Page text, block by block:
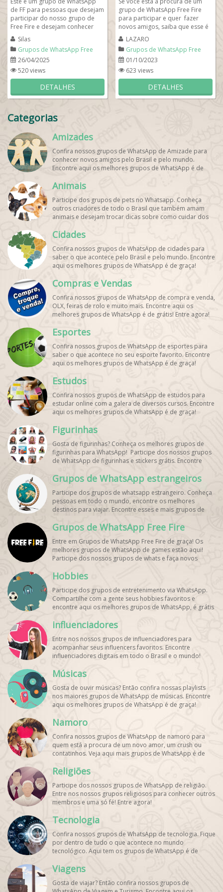
de FF para pessoas que desejam
participar do nosso grupo de
Free Fire e desejam conhecer
pessoas em todo o Brasil. Aqui
você...
Silas
Grupos de WhatsApp Free
Fire
26/04/2025
520 views
DETALHES
grupo de WhatsApp Free Fire
para participar e quer fazer
novos amigos, saiba que esse é
certamente o melhor grupo de
guilda...
LAZARO
Grupos de WhatsApp Free
Fire
01/10/2023
623 views
DETALHES
Categorias
Amizades
Confira nossos grupos de WhatsApp de Amizade para
conhecer novos amigos pelo Brasil e pelo mundo.
Encontre aqui os melhores grupos de WhatsApp é de
Animais
Participe dos grupos de pets no Whatsapp. Conheça
outros criadores de todo o Brasil que também amam
animais e desejam trocar dicas sobre como cuidar dos
graça!
Cidades
Confira nossos grupos de WhatsApp de cidades para
saber o que acontece pelo Brasil e pelo mundo. Encontre
aqui os melhores grupos de WhatsApp é de graça!
Compras e Vendas
Confira nossos grupos de WhatsApp de compra e venda,
OLX, feiras de rolo e muito mais. Encontre aqui os
melhores grupos de WhatsApp é de grátis! Entre agora!
Esportes
Confira nossos grupos de WhatsApp de esportes para
saber o que acontece no seu esporte favorito. Encontre
aqui os melhores grupos de WhatsApp é de graça!
Estudos
Confira nossos grupos de WhatsApp de estudos para
estudar online com a galera de diversos cursos. Encontre
aqui os melhores grupos de WhatsApp é de graça!
Figurinhas
Gosta de figurinhas? Conheça os melhores grupos de
figurinhas para WhatsApp! Participe dos nossos grupos
de WhatsApp de figurinhas e stickers grátis. Encontre
perfil!
Grupos de WhatsApp estrangeiros
Participe dos grupos de whatsapp estrangeiro. Conheça
pessoas em todo o mundo, encontre os melhores
destinos para viajar. Encontre esses e mais grupos de
Grupos de WhatsApp Free Fire
Entre em Grupos de WhatsApp Free Fire de graça! Os
melhores grupos de WhatsApp de games estão aqui!
Participe dos nossos grupos de whats e faça novos
Hobbies
Participe dos grupos de entretenimento via WhatsApp.
Compartilhe com a gente seus hobbies favoritos e
encontre aqui os melhores grupos de WhatsApp, é grátis
influenciadores
Entre nos nossos grupos de influenciadores para
acompanhar seus influencers favoritos. Encontre
influenciadores digitais em todo o Brasil e o mundo!
Músicas
Gosta de ouvir músicas? Então confira nossas playlists
nos maiores grupos de WhatsApp de músicas. Encontre
aqui os melhores grupos de WhatsApp é de graça!
Namoro
Confira nossos grupos de WhatsApp de namoro para
quem está a procura de um novo amor, um crush ou
contatinhos. Veja aqui mais grupos de WhatsApp é de
Religiões
Participe dos nossos grupos de WhatsApp de religião.
Entre nos nossos grupos religiosos para conhecer outros
membros e uma só fé! Entre agora!
Tecnologia
Confira nossos grupos de WhatsApp de tecnologia. Fique
por dentro de tudo o que acontece no mundo
tecnológico. Aqui tem os grupos de WhatsApp é de
Viagens
Gosta de viajar? Então confira nossos grupos de